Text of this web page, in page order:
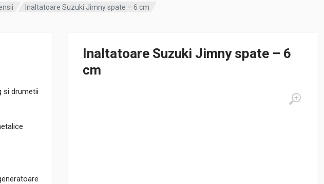
Inaltatoare Suzuki Jimny spate – 6 cm
si drumetii
Inaltatoare Suzuki Jimny spate – 6
cm